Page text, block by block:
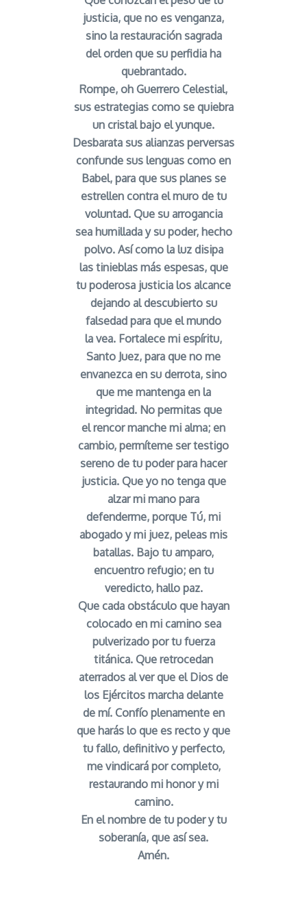
justicia, que no es venganza,
sino la restauración sagrada
del orden que su perfidia ha
quebrantado.
Rompe, oh Guerrero Celestial,
sus estrategias como se quiebra
un cristal bajo el yunque.
Desbarata sus alianzas perversas
confunde sus lenguas como en
Babel, para que sus planes se
estrellen contra el muro de tu
voluntad. Que su arrogancia
sea humillada y su poder, hecho
polvo. Así como la luz disipa
las tinieblas más espesas, que
tu poderosa justicia los alcance
dejando al descubierto su
falsedad para que el mundo
la vea. Fortalece mi espíritu,
Santo Juez, para que no me
envanezca en su derrota, sino
que me mantenga en la
integridad. No permitas que
el rencor manche mi alma; en
cambio, permíteme ser testigo
sereno de tu poder para hacer
justicia. Que yo no tenga que
alzar mi mano para
defenderme, porque Tú, mi
abogado y mi juez, peleas mis
batallas. Bajo tu amparo,
encuentro refugio; en tu
veredicto, hallo paz.
Que cada obstáculo que hayan
colocado en mi camino sea
pulverizado por tu fuerza
titánica. Que retrocedan
aterrados al ver que el Dios de
los Ejércitos marcha delante
de mí. Confío plenamente en
que harás lo que es recto y que
tu fallo, definitivo y perfecto,
me vindicará por completo,
restaurando mi honor y mi
camino.
En el nombre de tu poder y tu
soberanía, que así sea.
Amén.